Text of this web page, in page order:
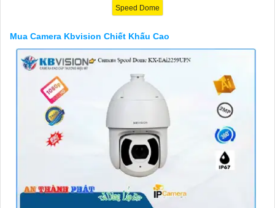
nghiệp về giải pháp an ninh cần thiết!"
Hy vọng những câu giới thiệu trên sẽ giúp bạn thành công trong
việc tiếp cận khách hàng và tăng cơ hội bán hàng của bạn. Nếu
tôi hỗ trợ bạn tốt hơn!
Speed Dome
Mua Camera Kbvision Chiết Khấu Cao